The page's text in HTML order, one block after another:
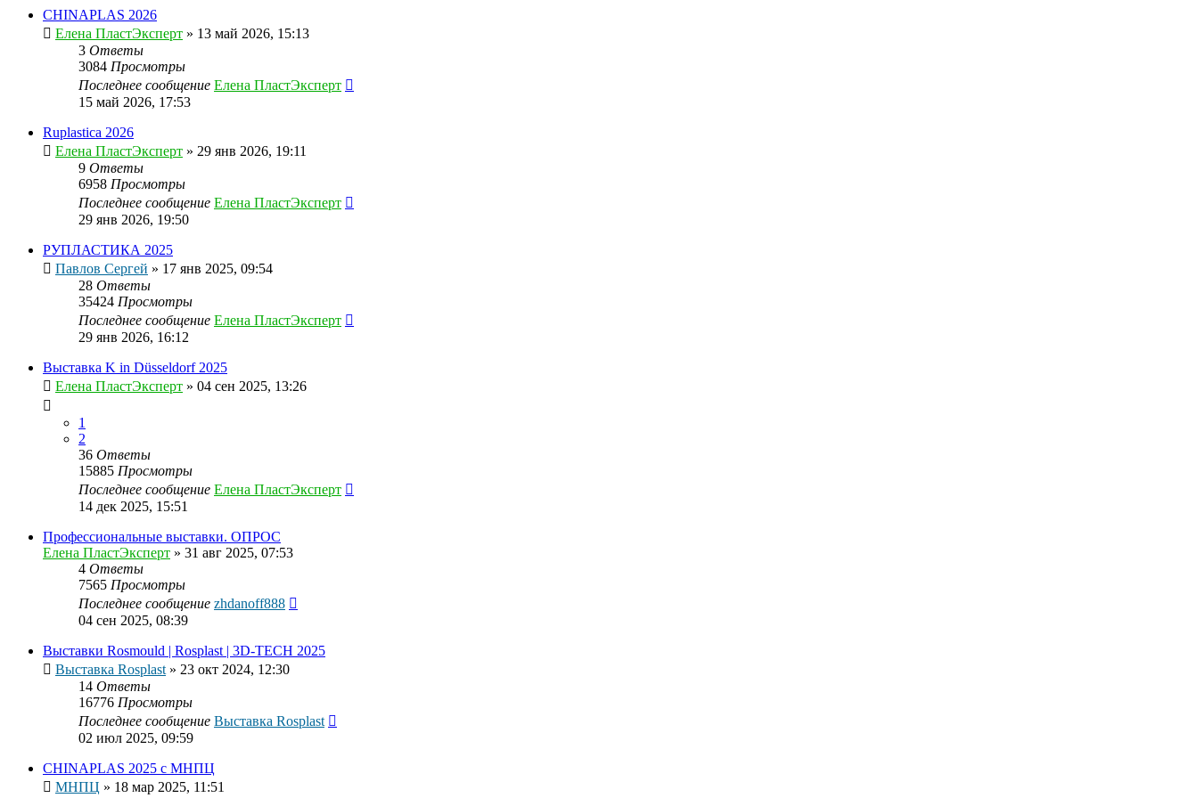
CHINAPLAS 2026
Елена ПластЭксперт » 13 май 2026, 15:13
3 Ответы
3084 Просмотры
Последнее сообщение Елена ПластЭксперт
15 май 2026, 17:53
Ruplastica 2026
Елена ПластЭксперт » 29 янв 2026, 19:11
9 Ответы
6958 Просмотры
Последнее сообщение Елена ПластЭксперт
29 янв 2026, 19:50
РУПЛАСТИКА 2025
Павлов Сергей » 17 янв 2025, 09:54
28 Ответы
35424 Просмотры
Последнее сообщение Елена ПластЭксперт
29 янв 2026, 16:12
Выставка K in Düsseldorf 2025
Елена ПластЭксперт » 04 сен 2025, 13:26
1
2
36 Ответы
15885 Просмотры
Последнее сообщение Елена ПластЭксперт
14 дек 2025, 15:51
Профеcсиональные выставки. ОПРОС
Елена ПластЭксперт » 31 авг 2025, 07:53
4 Ответы
7565 Просмотры
Последнее сообщение zhdanoff888
04 сен 2025, 08:39
Выставки Rosmould | Rosplast | 3D-TECH 2025
Выставка Rosplast» 23 окт 2024, 12:30
14 Ответы
16776 Просмотры
Последнее сообщение Выставка Rosplast
02 июл 2025, 09:59
CHINAPLAS 2025 с МНПЦ
МНПЦ » 18 мар 2025, 11:51